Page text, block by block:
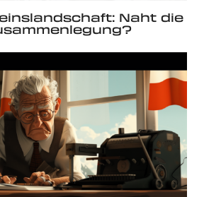
Naht die